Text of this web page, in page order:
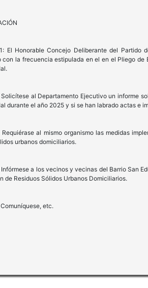
El Honorable Concejo Deliberante del
con la frecuencia estipulada en el en el Pliego
Solicítese al Departamento Ejecutivo un informe
durante el año 2025 y si se han labrado actas e
Requiérase al mismo organismo las medidas
urbanos domiciliarios.
a los vecinos y vecinas del Barrio San
de Residuos Sólidos Urbanos Domiciliarios.
etc.